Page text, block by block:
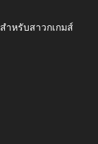
ำหรับสาวกเกมส์